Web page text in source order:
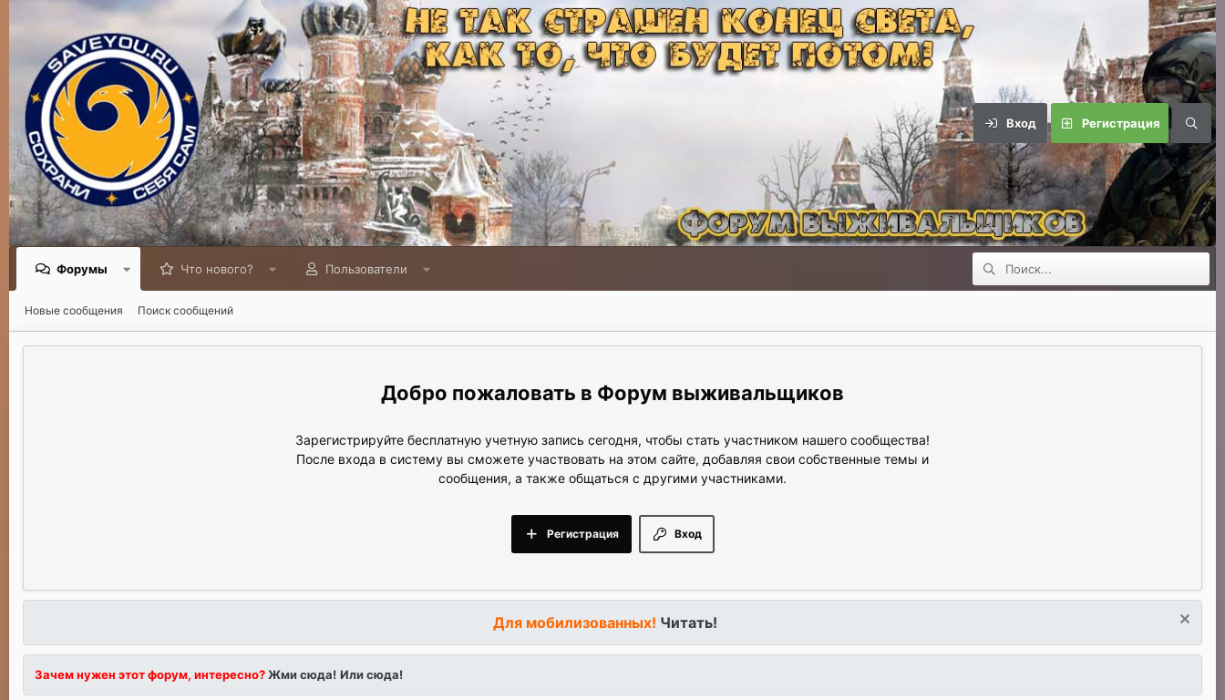
Вход Регистрация
Форумы Что нового? Пользователи
Новые сообщения Поиск сообщений
Форум выживальщиков
Зарегистрируйте бесплатную учетную запись сегодня, чтобы стать участником нашего сообщества!
После входа в систему вы сможете участвовать на этом сайте, добавляя свои собственные темы и
сообщения, а также общаться с другими участниками.
Вход
Регистрация
Для мобилизованных! Читать!
Зачем нужен этот форум, интересно?Жми сюда! Или сюда!